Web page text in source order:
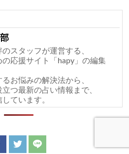
スタッフが運営する、
の応援サイト「hapy」の編集
お悩みの解決法から、
つ最新の占い情報まで、
ています。